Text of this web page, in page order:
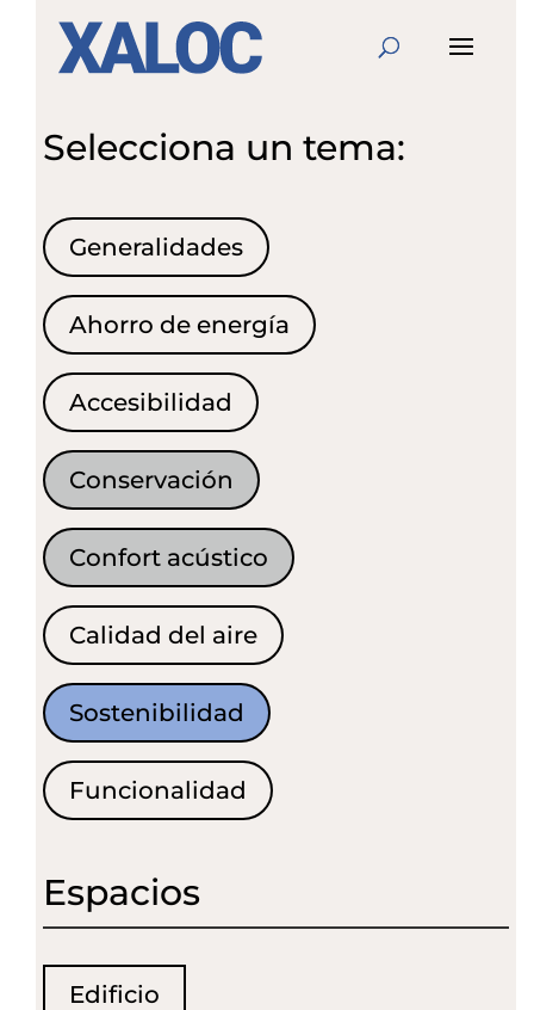
Selecciona un tema:
Generalidades
Ahorro de energía
Accesibilidad
Conservación
Confort acústico
Calidad del aire
Sostenibilidad
Funcionalidad
Espacios
Edificio